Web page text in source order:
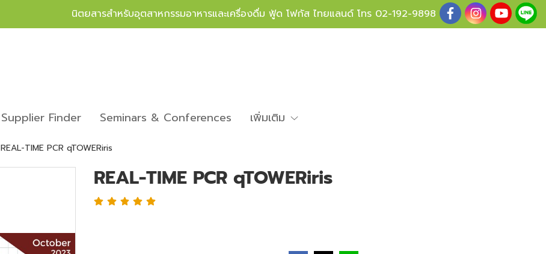
นิตยสารสำหรับอุตสาหกรรมอาหารและเครื่องดื่ม ฟู้ด โฟกัส ไทยแลนด์ โทร 02-192-9898
Supplier Finder Seminars & Conferences เพิ่มเติม
REAL-TIME PCR qTOWERiris
REAL-TIME PCR qTOWERiris